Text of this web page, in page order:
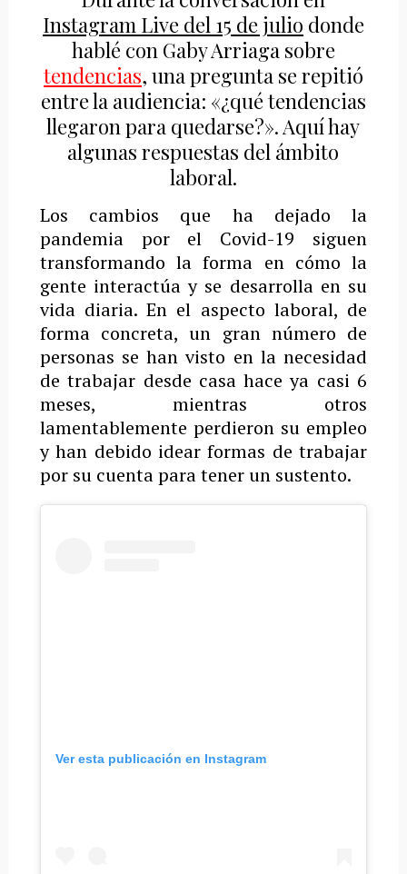
Instagram Live del 15 de julio donde
hablé con Gaby Arriaga sobre
tendencias, una pregunta se repitió
entre la audiencia: «¿qué tendencias
llegaron para quedarse?». Aquí hay
algunas respuestas del ámbito
laboral.
Los cambios que ha dejado la
pandemia por el Covid-19 siguen
transformando la forma en cómo la
gente interactúa y se desarrolla en su
vida diaria. En el aspecto laboral, de
forma concreta, un gran número de
personas se han visto en la necesidad
de trabajar desde casa hace ya casi 6
meses, mientras otros
lamentablemente perdieron su empleo
y han debido idear formas de trabajar
por su cuenta para tener un sustento.
Ver esta publicación en Instagram